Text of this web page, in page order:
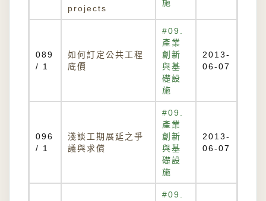
projects
施
089
/ 1
如何訂定公共工程
底價
#09.
產業
創新
與基
礎設
施
2013-
06-07
096
/ 1
淺談工期展延之爭
議與求償
#09.
產業
創新
與基
礎設
施
2013-
06-07
#09.